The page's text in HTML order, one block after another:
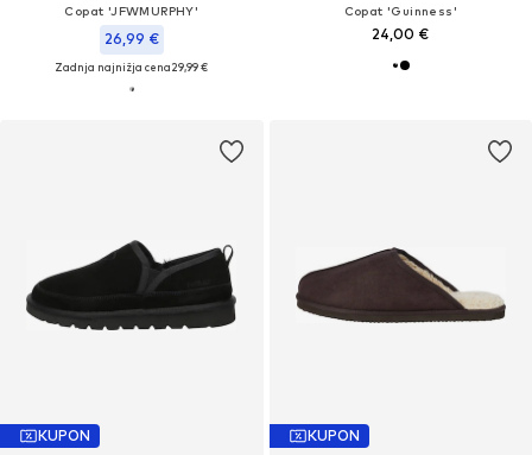
Copat 'JFWMURPHY'
26,99 €
Zadnja najnižja cena29,99 €
Copat 'Guinness'
24,00 €
KUPON KUPON